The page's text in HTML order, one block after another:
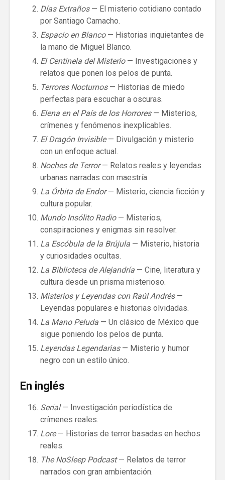
Días Extraños— El misterio cotidiano contado
por Santiago Camacho.
Espacio en Blanco— Historias inquietantes de
la mano de Miguel Blanco.
El Centinela del Misterio— Investigaciones y
relatos que ponen los pelos de punta.
Terrores Nocturnos— Historias de miedo
perfectas para escuchar a oscuras.
Elena en el País de los Horrores— Misterios,
crímenes y fenómenos inexplicables.
El Dragón Invisible— Divulgación y misterio
con un enfoque actual.
Noches de Terror— Relatos reales y leyendas
urbanas narradas con maestría.
La Órbita de Endor— Misterio, ciencia ficción y
cultura popular.
Mundo Insólito Radio— Misterios,
conspiraciones y enigmas sin resolver.
La Escóbula de la Brújula — Misterio, historia
y curiosidades ocultas.
La Biblioteca de Alejandría — Cine, literatura y
cultura desde un prisma misterioso.
Misterios y Leyendas con Raúl Andrés—
Leyendas populares e historias olvidadas.
La Mano Peluda — Un clásico de México que
sigue poniendo los pelos de punta.
Leyendas Legendarias— Misterio y humor
negro con un estilo único.
En inglés
Serial— Investigación periodística de
crímenes reales.
Lore— Historias de terror basadas en hechos
reales.
The NoSleep Podcast— Relatos de terror
narrados con gran ambientación.